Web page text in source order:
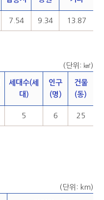
7.54 9.34 13.87
(단위: ㎢)
세대수(세
대)
인구
(명)
건물
(동)
5 6 25
(단위: km)